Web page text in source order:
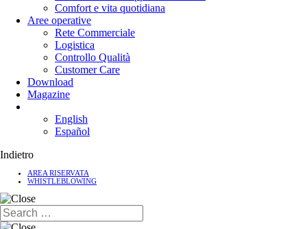
Comfort e vita quotidiana
Aree operative
Rete Commerciale
Logistica
Controllo Qualità
Customer Care
Download
Magazine
English
Español
Indietro
AREA RISERVATA
WHISTLEBLOWING